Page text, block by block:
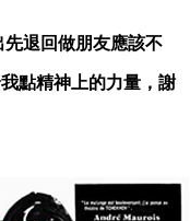
退回做朋友應該不
點精神上的力量，謝